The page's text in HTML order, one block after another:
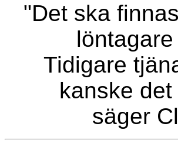
"Det ska
Tidigare
kanske
säger